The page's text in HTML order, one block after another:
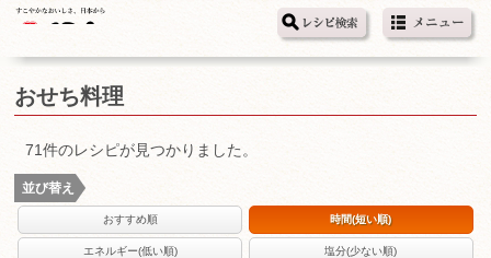
おせち料理
71件のレシピが見つかりました。
並び替え
おすすめ順 時間(短い順)
エネルギー(低い順) 塩分(少ない順)